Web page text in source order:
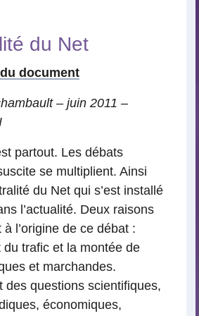
du Net
document
– juin 2011 –
partout. Les débats
se multiplient. Ainsi
du Net qui s’est installé
l’actualité. Deux raisons
l’origine de ce débat :
du trafic et la montée de
et marchandes.
des questions scientifiques,
économiques,